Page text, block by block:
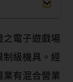
之電子遊戲場
級機具。經
業有混合營業